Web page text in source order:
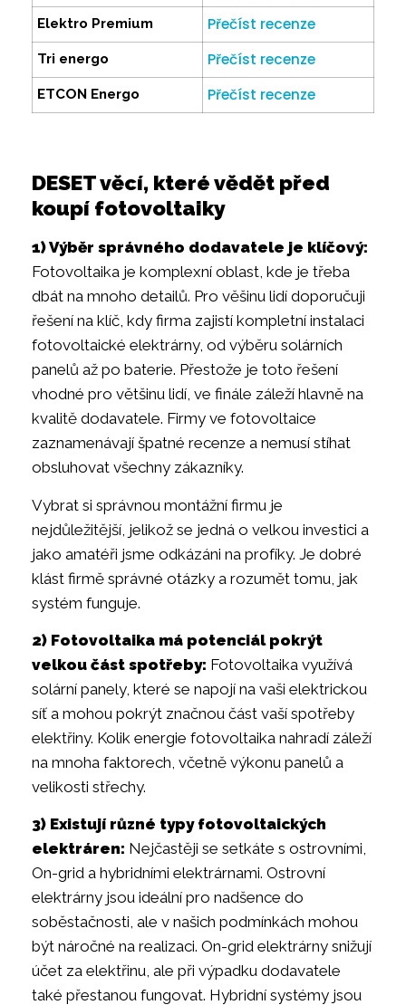
Elektro Premium Přečíst recenze
Tri energo Přečíst recenze
ETCON Energo Přečíst recenze
DESET věcí, které vědět před
koupí fotovoltaiky
1) Výběr správného dodavatele je klíčový:
Fotovoltaika je komplexní oblast, kde je třeba
dbát na mnoho detailů. Pro věšinu lidí doporučuji
řešení na klíč, kdy firma zajistí kompletní instalaci
fotovoltaické elektrárny, od výběru solárních
panelů až po baterie. Přestože je toto řešení
vhodné pro většinu lidí, ve finále záleží hlavně na
kvalitě dodavatele. Firmy ve fotovoltaice
zaznamenávají špatné recenze a nemusí stíhat
obsluhovat všechny zákazníky.
Vybrat si správnou montážní firmu je
nejdůležitější, jelikož se jedná o velkou investici a
jako amatéři jsme odkázáni na profíky. Je dobré
klást firmě správné otázky a rozumět tomu, jak
systém funguje.
2) Fotovoltaika má potenciál pokrýt
velkou část spotřeby: Fotovoltaika využívá
solární panely, které se napojí na vaši elektrickou
síť a mohou pokrýt značnou část vaší spotřeby
elektřiny. Kolik energie fotovoltaika nahradí záleží
na mnoha faktorech, včetně výkonu panelů a
velikosti střechy.
3) Existují různé typy fotovoltaických
elektráren: Nejčastěji se setkáte s ostrovními,
On-grid a hybridními elektrárnami. Ostrovní
elektrárny jsou ideální pro nadšence do
soběstačnosti, ale v našich podmínkách mohou
být náročné na realizaci. On-grid elektrárny snižují
účet za elektřinu, ale při výpadku dodavatele
také přestanou fungovat. Hybridní systémy jsou